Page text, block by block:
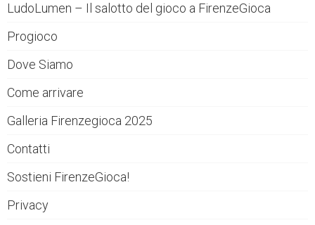
LudoLumen – Il salotto del gioco a FirenzeGioca
Progioco
Dove Siamo
Come arrivare
Galleria Firenzegioca 2025
Contatti
Sostieni FirenzeGioca!
Privacy